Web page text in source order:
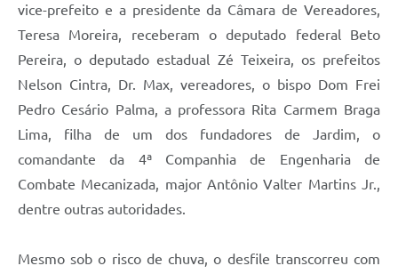
vice-prefeito e a presidente da Câmara de Vereadores,
Teresa Moreira, receberam o deputado federal Beto
Pereira, o deputado estadual Zé Teixeira, os prefeitos
Nelson Cintra, Dr. Max, vereadores, o bispo Dom Frei
Pedro Cesário Palma, a professora Rita Carmem Braga
Lima, filha de um dos fundadores de Jardim, o
comandante da 4ª Companhia de Engenharia de
Combate Mecanizada, major Antônio Valter Martins Jr.,
dentre outras autoridades.
Mesmo sob o risco de chuva, o desfile transcorreu com